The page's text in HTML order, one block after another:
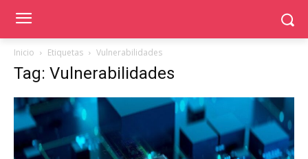
Inicio Etiquetas Vulnerabilidades
Tag: Vulnerabilidades